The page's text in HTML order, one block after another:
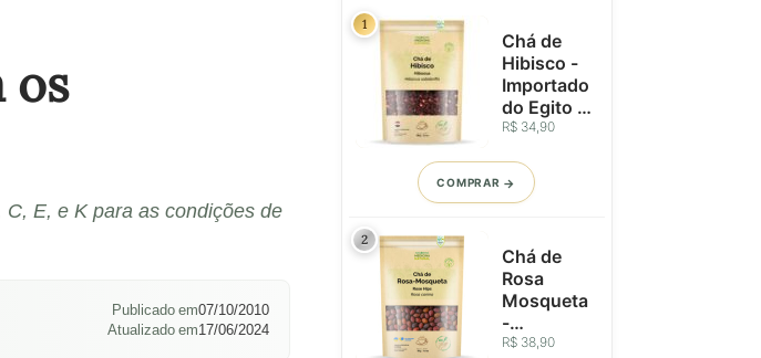
os
E, e K para as condições de
Publicado em07/10/2010
Atualizado em17/06/2024
1
Chá de
Hibisco -
Importado
do Egito -
Flores
das -
100g
R$ 34,90
COMPRAR
2
Chá de
Rosa
Mosqueta
-
Importado
R$ 38,90